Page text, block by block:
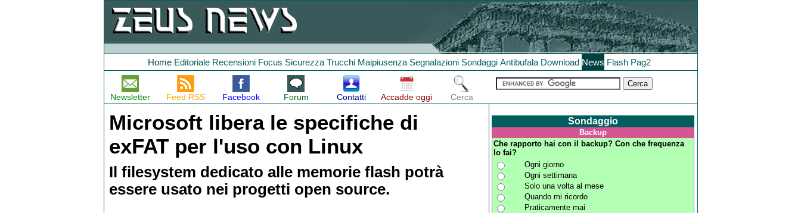
Home Editoriale Recensioni Focus Sicurezza Trucchi Maipiusenza Segnalazioni Sondaggi Antibufala Download News Flash Pag2
Newsletter Feed RSS Facebook Forum Contatti Accadde oggi Cerca
Microsoft libera le specifiche di
exFAT per l'uso con Linux
Il filesystem dedicato alle memorie flash potrà
essere usato nei progetti open source.
Sondaggio
Backup
Che rapporto hai con il backup? Con che frequenza
lo fai?
Ogni giorno
Ogni settimana
Solo una volta al mese
Quando mi ricordo
Praticamente mai